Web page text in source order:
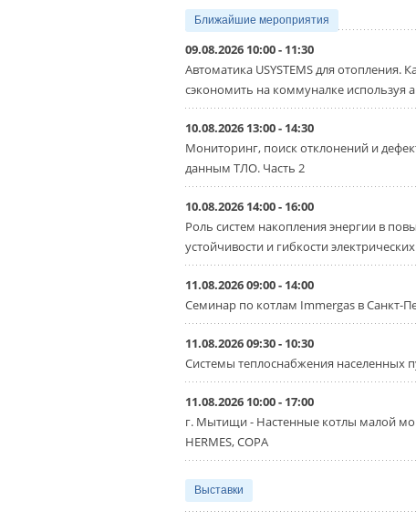
«Датарк» испытал
ЦОД с плотностью
стойку
Испытания прошли на
производственной
3 АВГУСТА 2026
Samsung выпускает
систему DVM на R32
Линейка включает семь
производительностью
Суммарная длина
«СиСофт
итоги конкурса
проектов «ТИМ-
Новый сезон конкурса
стартует уже в
3 АВГУСТА 2026
«Русклимат»
партнёрство за
Президент Омского
Москве Михаил
Омск с трёхдневным
флагманский
работающую на
Ближайшие мероприятия
09.08.2026 10:00 - 11:30
Автоматика USYSTEMS для отопления.
сэкономить на коммуналке используя
10.08.2026 13:00 - 14:30
Мониторинг, поиск отклонений и
данным ТЛО. Часть 2
10.08.2026 14:00 - 16:00
Роль систем накопления энергии в
устойчивости и гибкости
11.08.2026 09:00 - 14:00
Семинар по котлам Immergas в Санкт-
11.08.2026 09:30 - 10:30
Системы теплоснабжения населенных
11.08.2026 10:00 - 17:00
г. Мытищи - Настенные котлы малой
HERMES, COPA
Выставки